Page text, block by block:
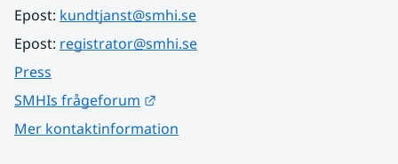
Epost: kundtjanst@smhi.se
Epost: registrator@smhi.se
Press
SMHIs frågeforum
Mer kontaktinformation